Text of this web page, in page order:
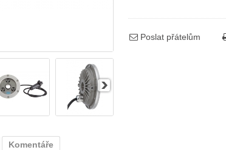
Poslat přátelům
Komentáře